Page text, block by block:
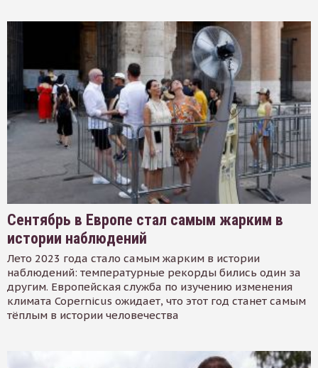
Сентябрь в Европе стал самым жарким в
истории наблюдений
Лето 2023 года стало самым жарким в истории
наблюдений: температурные рекорды бились один за
другим. Европейская служба по изучению изменения
климата Copernicus ожидает, что этот год станет самым
тёплым в истории человечества